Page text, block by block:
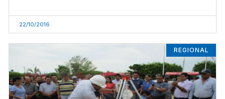
22/10/2016
REGIONAL